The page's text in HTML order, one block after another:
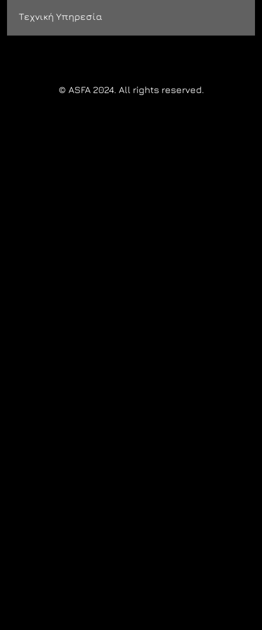
Τεχνική Υπηρεσία
© ASFA 2024. All rights reserved.